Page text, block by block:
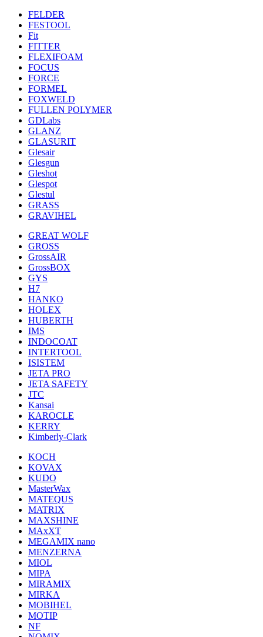
FELDER
FESTOOL
Fit
FITTER
FLEXIFOAM
FOCUS
FORCE
FORMEL
FOXWELD
FULLEN POLYMER
GDLabs
GLANZ
GLASURIT
Glesair
Glesgun
Gleshot
Glespot
Glestul
GRASS
GRAVIHEL
GREAT WOLF
GROSS
GrossAIR
GrossBOX
GYS
H7
HANKO
HOLEX
HUBERTH
IMS
INDOCOAT
INTERTOOL
ISISTEM
JETA PRO
JETA SAFETY
JTC
Kansai
KAROCLE
KERRY
Kimberly-Clark
KOCH
KOVAX
KUDO
MasterWax
MATEQUS
MATRIX
MAXSHINE
MAxXT
MEGAMIX nano
MENZERNA
MIOL
MIPA
MIRAMIX
MIRKA
MOBIHEL
MOTIP
NF